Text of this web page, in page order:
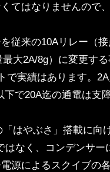
てはなりませんので
従来の10Aリレー（
大2A/8g）に変更す
で実績はあります。
下で20A迄の通電は支
「はやぶさ」搭載に向
はなく、コンデンサ
源によるスクイブの